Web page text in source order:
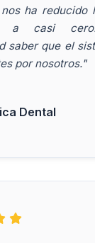
nos ha reducido
a casi
saber que el
por nosotros."
Dental